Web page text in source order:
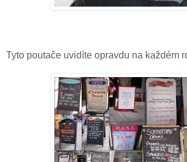
Tyto poutače uvidíte opravdu na každém